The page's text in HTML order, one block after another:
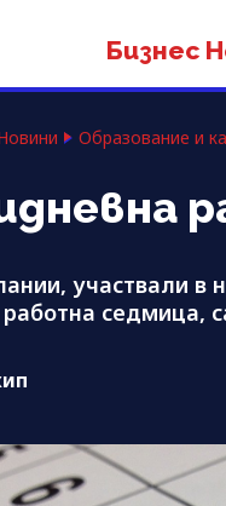
Бизнес
Образование и
участвали в
седмица,